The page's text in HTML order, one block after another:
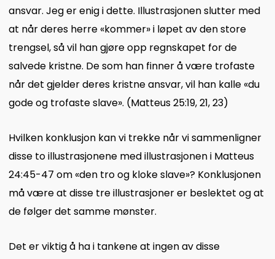
ansvar. Jeg er enig i dette. Illustrasjonen slutter med
at når deres herre «kommer» i løpet av den store
trengsel, så vil han gjøre opp regnskapet for de
salvede kristne. De som han finner å være trofaste
når det gjelder deres kristne ansvar, vil han kalle «du
gode og trofaste slave». (Matteus 25:19, 21, 23)
Hvilken konklusjon kan vi trekke når vi sammenligner
disse to illustrasjonene med illustrasjonen i Matteus
24:45-47 om «den tro og kloke slave»? Konklusjonen
må være at disse tre illustrasjoner er beslektet og at
de følger det samme mønster.
Det er viktig å ha i tankene at ingen av disse